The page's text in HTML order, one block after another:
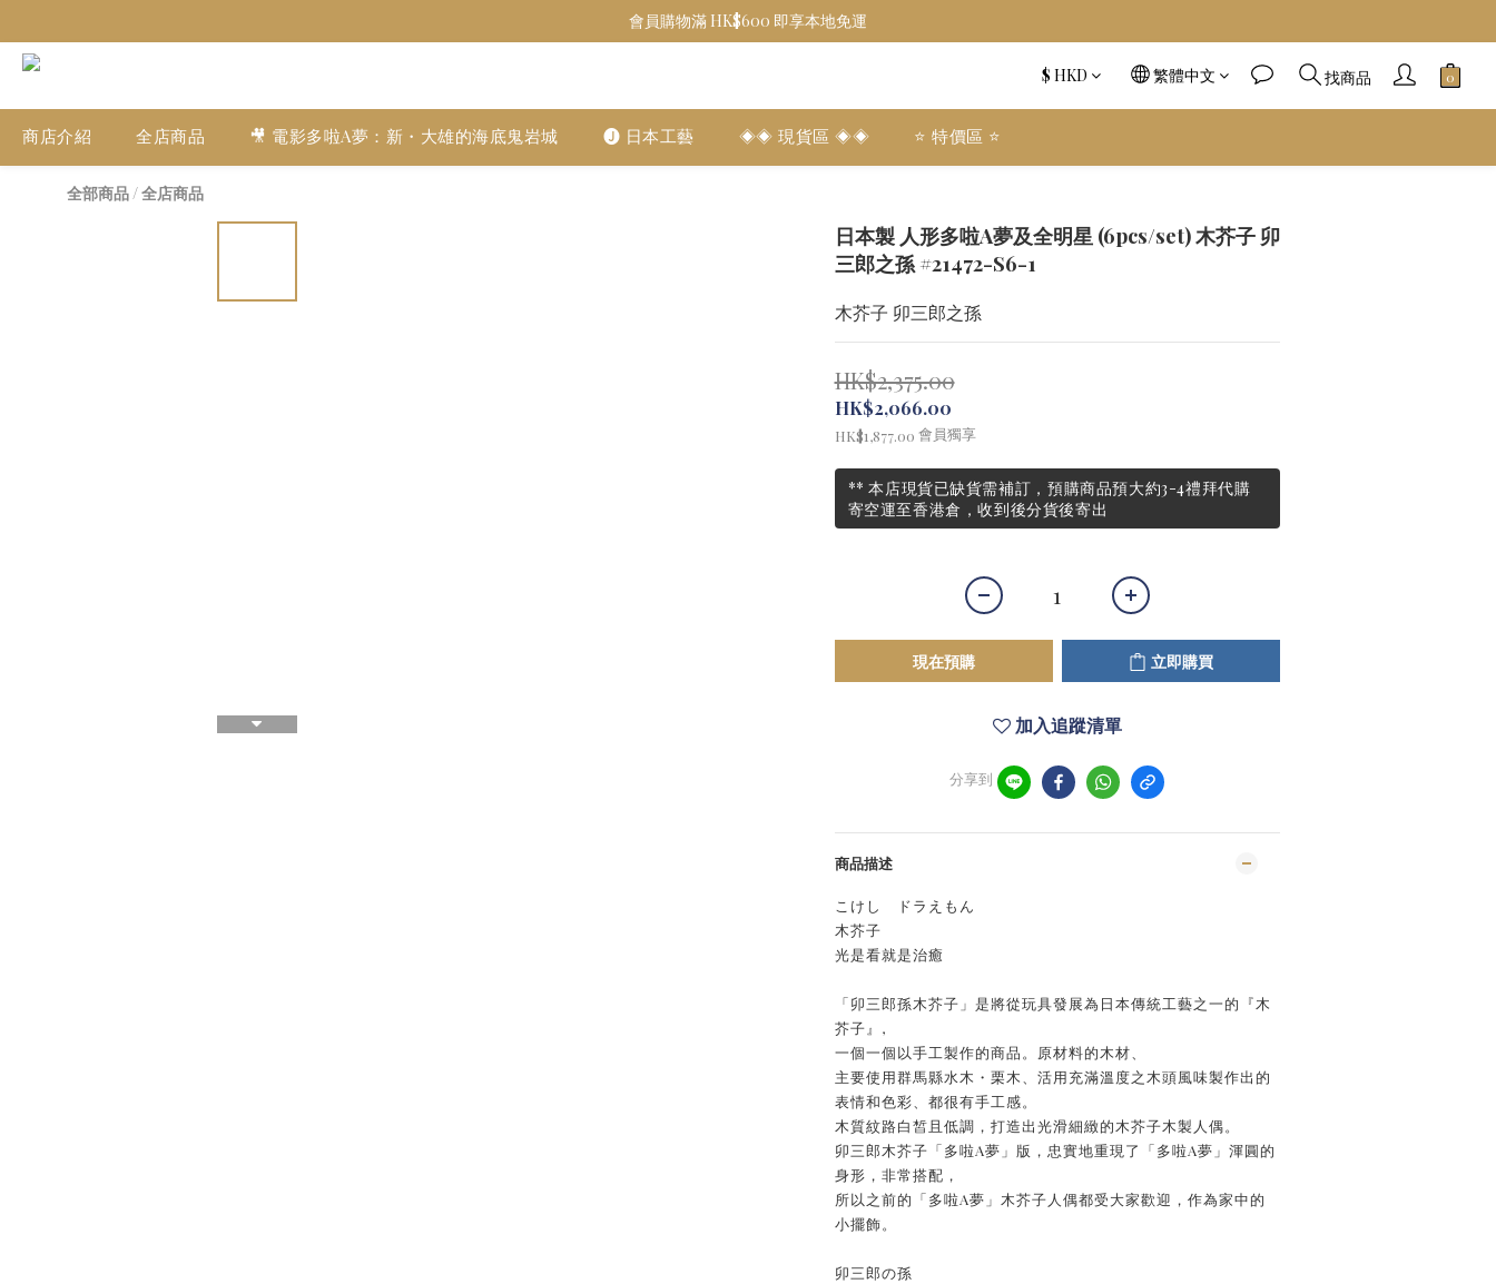
會員購物滿 HK$600 即享本地免運
$ HKD 繁體中文 找商品
商店介紹 全店商品 🎥 電影多啦A夢：新・大雄的海底鬼岩城 🅙 日本工藝 ◈◈ 現貨區 ◈◈ ⭐️ 特價區 ⭐️
全部商品/全店商品
日本製 人形多啦A夢及全明星 (6pcs/set) 木芥子 卯
三郎之孫 #21472-S6-1
木芥子 卯三郎之孫
HK$2,375.00
HK$2,066.00
HK$1,877.00 會員獨享
** 本店現貨已缺貨需補訂，預購商品預大約3-4禮拜代購
寄空運至香港倉，收到後分貨後寄出
現在預購 立即購買
加入追蹤清單
分享到
商品描述
こけし ドラえもん
木芥子
光是看就是治癒
「卯三郎孫木芥子」是將從玩具發展為日本傳統工藝之一的『木
芥子』,
一個一個以手工製作的商品。原材料的木材、
主要使用群馬縣水木・栗木、活用充滿溫度之木頭風味製作出的
表情和色彩、都很有手工感。
木質紋路白皙且低調，打造出光滑細緻的木芥子木製人偶。
卯三郎木芥子「多啦A夢」版，忠實地重現了「多啦A夢」渾圓的
身形，非常搭配，
所以之前的「多啦A夢」木芥子人偶都受大家歡迎，作為家中的
小擺飾。
卯三郎の孫